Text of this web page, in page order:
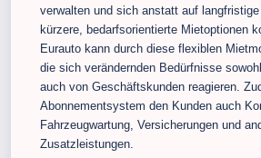
verwalten und sich anstatt auf
kürzere, bedarfsorientierte Mietoptionen
Eurauto kann durch diese flexiblen
die sich verändernden Bedürfnisse
auch von Geschäftskunden reagieren.
Abonnementsystem den Kunden auch
Fahrzeugwartung, Versicherungen und
Zusatzleistungen.